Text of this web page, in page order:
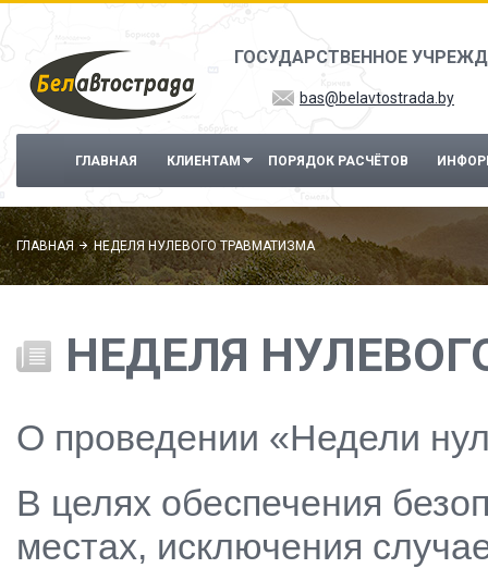
Перейти к основному содержанию
ГОСУДАРСТВЕННОЕ
bas@belavtostrada.by
ГЛАВНАЯ КЛИЕНТАМ ПОРЯДОК РАСЧЁТОВ
ГЛАВНАЯ НЕДЕЛЯ НУЛЕВОГО ТРАВМАТИЗМА
НЕДЕЛЯ
О проведении «Недели
В целях обеспечения
местах, исключения